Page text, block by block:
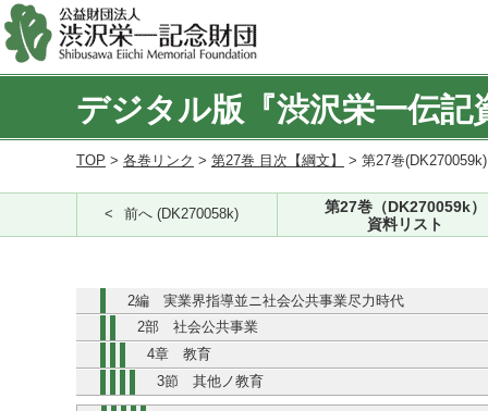
デジタル版『渋沢栄一伝記
TOP > 各巻リンク > 第27巻 目次【綱文】 > 第27巻
前へ (DK270058k)
第27巻（DK270059k）
資料リスト
2編 実業界指導並ニ社会公共事業尽力時代
2部 社会公共事業
4章 教育
3節 其他ノ教育